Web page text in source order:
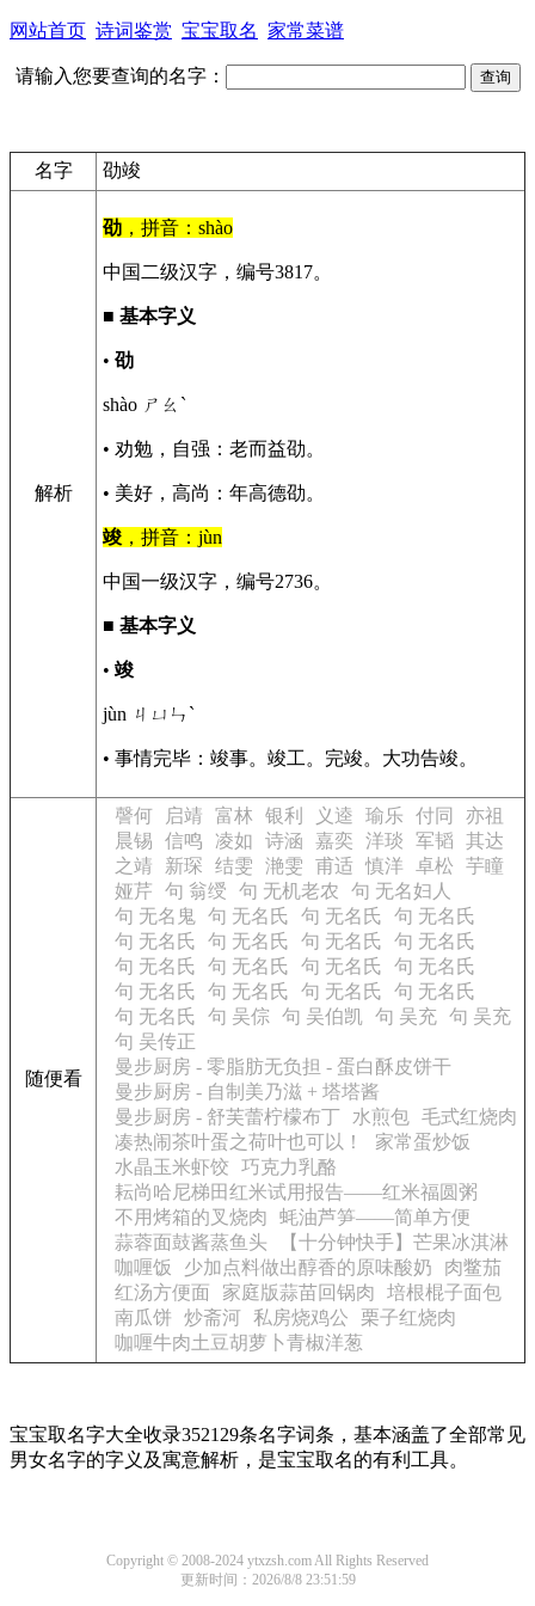
网站首页 诗词鉴赏 宝宝取名 家常菜谱
请输入您要查询的名字：
名字 劭竣
解析
劭 ，拼音：shào
中国二级汉字，编号3817。
■ 基本字义
• 劭
shào ㄕㄠˋ
• 劝勉，自强：老而益劭。
• 美好，高尚：年高德劭。
竣 ，拼音：jùn
中国一级汉字，编号2736。
■ 基本字义
• 竣
jùn ㄐㄩㄣˋ
• 事情完毕：竣事。竣工。完竣。大功告竣。
随便看
謦何 启靖 富林 银利 义逵 瑜乐 付同
亦祖
晨锡
信鸣 凌如 诗涵 嘉奕 洋琰 军韬
其达
之靖
新琛 结雯 滟雯 甫适 慎洋 卓松
芋瞳
娅芹
句 翁绶 句 无机老农
句 无名妇人
句 无名鬼 句 无名氏 句 无名氏
句 无名氏
句 无名氏
句 无名氏 句 无名氏
句 无名氏
句 无名氏
句 无名氏 句 无名氏
句 无名氏
句 无名氏
句 无名氏 句 无名氏
句 无名氏
句 无名氏
句 吴倧 句 吴伯凯 句 吴充 句 吴充
句 吴传正
曼步厨房 - 零脂肪无负担 - 蛋白酥皮饼干
曼步厨房 - 自制美乃滋 + 塔塔酱
曼步厨房 - 舒芙蕾柠檬布丁
水煎包 毛式红烧肉
凑热闹茶叶蛋之荷叶也可以！
家常蛋炒饭
水晶玉米虾饺
巧克力乳酪
耘尚哈尼梯田红米试用报告——红米福圆粥
不用烤箱的叉烧肉
蚝油芦笋——简单方便
蒜蓉面鼓酱蒸鱼头
【十分钟快手】芒果冰淇淋
咖喱饭
少加点料做出醇香的原味酸奶
肉鳖茄
红汤方便面
家庭版蒜苗回锅肉
培根棍子面包
南瓜饼
炒斋河 私房烧鸡公
栗子红烧肉
咖喱牛肉土豆胡萝卜青椒洋葱
宝宝取名字大全收录352129条名字词条，基本涵盖了全部常见
男女名字的字义及寓意解析，是宝宝取名的有利工具。
Copyright © 2008-2024 ytxzsh.com All Rights Reserved
更新时间：2026/8/8 23:51:59